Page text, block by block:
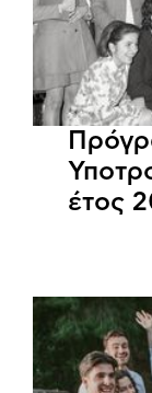
έτος